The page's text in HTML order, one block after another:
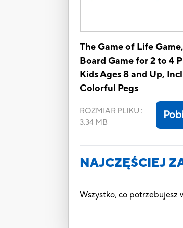
The Game of Life
Board Game for 2 to 4
Kids Ages 8 and Up,
Colorful Pegs
ROZMIAR PLIKU :
3.34 MB
NAJCZĘŚCIEJ
Wszystko, co potrzebujesz